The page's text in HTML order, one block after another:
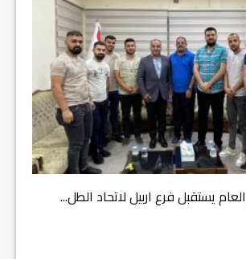
يستقبل فرع اربيل لاتحاد الطل...